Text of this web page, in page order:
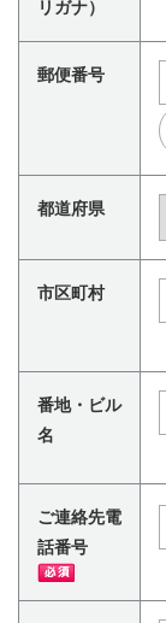
リガナ）
郵便番号
都道府県
市区町村
番地・ビル
名
ご連絡先電
話番号